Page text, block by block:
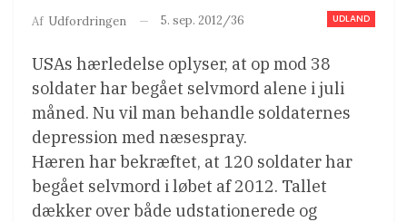
UDLAND
Af Udfordringen 5. sep. 2012/36
USAs hærledelse oplyser, at op mod 38
soldater har begået selvmord alene i juli
måned. Nu vil man behandle soldaternes
depression med næsespray.
Hæren har bekræftet, at 120 soldater har
begået selvmord i løbet af 2012. Tallet
dækker over både udstationerede og